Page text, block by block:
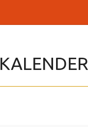
KALENDER